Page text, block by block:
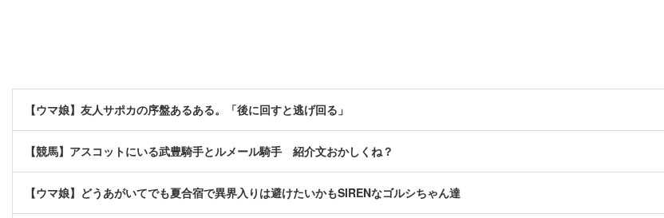
【ウマ娘】友人サポカの序盤あるある。「後に回すと逃げ回る」
【競馬】アスコットにいる武豊騎手とルメール騎手 紹介文おかしくね？
【ウマ娘】どうあがいてでも夏合宿で異界入りは避けたいかもSIRENなゴルシちゃん達